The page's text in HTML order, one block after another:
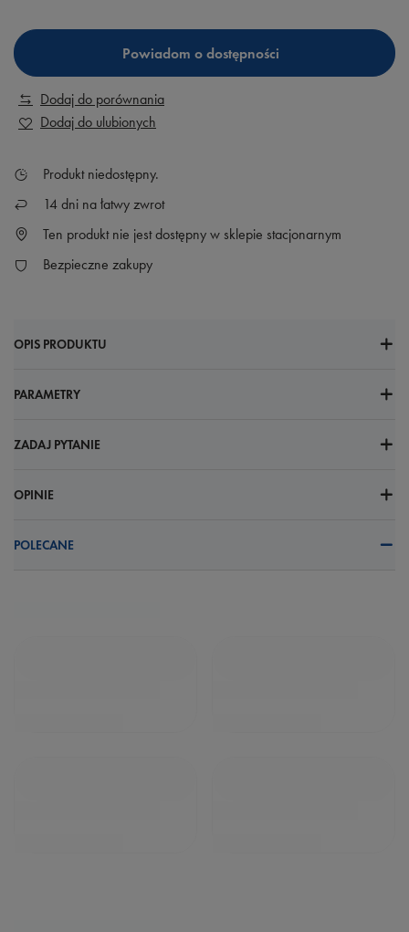
Powiadom o dostępności
Dodaj do porównania
Dodaj do ulubionych
Produkt niedostępny
14 dni na łatwy zwrot
Ten produkt nie jest dostępny w sklepie stacjonarnym
Bezpieczne zakupy
OPIS PRODUKTU
PARAMETRY
ZADAJ PYTANIE
OPINIE
POLECANE